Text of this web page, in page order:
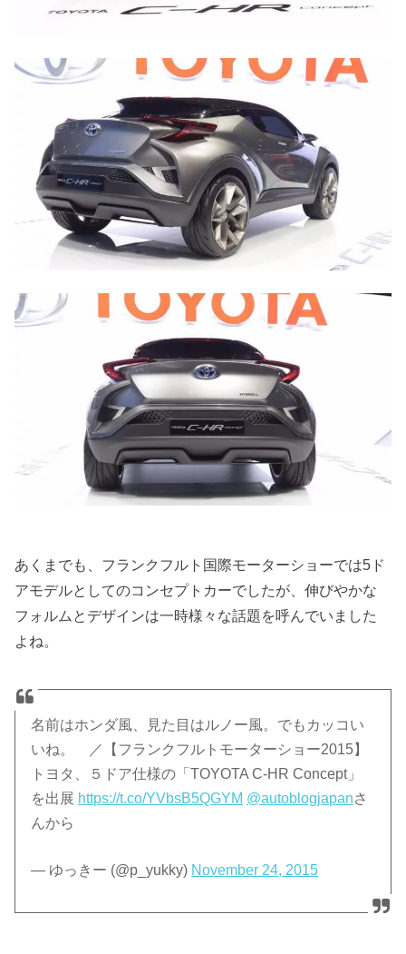
あくまでも、フランクフルト国際モーターショーでは5ド
アモデルとしてのコンセプトカーでしたが、伸びやかな
フォルムとデザインは一時様々な話題を呼んでいました
よね。
名前はホンダ風、見た目はルノー風。でもカッコい
いね。 ／【フランクフルトモーターショー2015】​
トヨタ、５ドア仕様の「TOYOTA C-HR Concept」
を出展 https://t.co/YVbsB5QGYM @autoblogjapanさ
んから
— ゆっきー (@p_yukky) November 24, 2015